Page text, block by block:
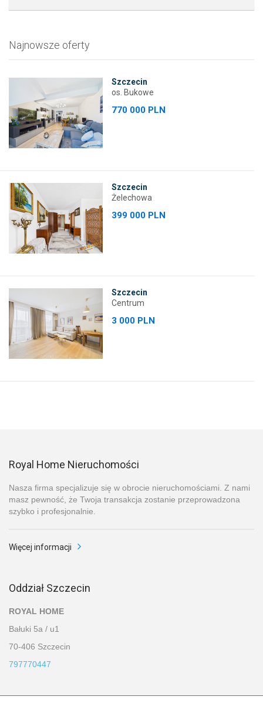
Najnowsze oferty
Szczecin
os. Bukowe
770 000 PLN
Szczecin
Żelechowa
399 000 PLN
Szczecin
Centrum
3 000 PLN
Royal Home Nieruchomości
Nasza firma specjalizuje się w obrocie nieruchomościami. Z nami
masz pewność, że Twoja transakcja zostanie przeprowadzona
szybko i profesjonalnie.
Więcej informacji
Oddział Szczecin
ROYAL HOME
Bałuki 5a / u1
70-406 Szczecin
797770447